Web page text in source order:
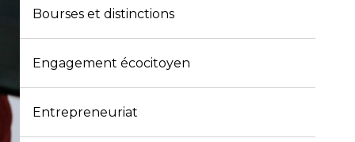
Bourses et distinctions
Engagement écocitoyen
Entrepreneuriat